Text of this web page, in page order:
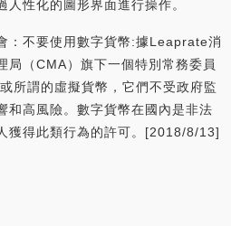
性化的圖形界面進行操作。
：不要使用數字貨幣:據Leaprate消
局（CMA）旗下一個特別常務委員
所謂的虛擬貨幣，它們不受政府監
和高風險。數字貨幣在國內是非法
獲得此類行為的許可。[2018/8/13]